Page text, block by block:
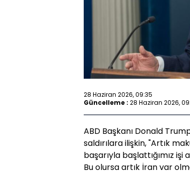
28 Haziran 2026, 09:35
Güncelleme : 28 Haziran 2026,
ABD Başkanı Donald
saldırılara ilişkin, "Artık
başarıyla başlattığımız
Bu olursa artık İran var